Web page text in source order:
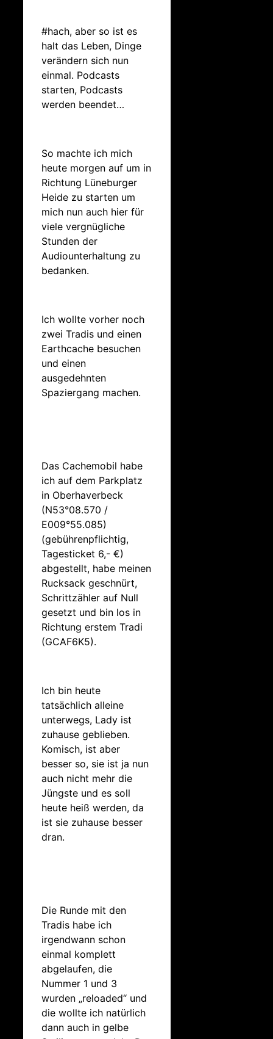
#hach, aber so ist es
halt das Leben, Dinge
verändern sich nun
einmal. Podcasts
starten, Podcasts
werden beendet…
So machte ich mich
heute morgen auf um in
Richtung Lüneburger
Heide zu starten um
mich nun auch hier für
viele vergnügliche
Stunden der
Audiounterhaltung zu
bedanken.
Ich wollte vorher noch
zwei Tradis und einen
Earthcache besuchen
und einen
ausgedehnten
Spaziergang machen.
Das Cachemobil habe
ich auf dem Parkplatz
in Oberhaverbeck
(N53°08.570 /
E009°55.085)
(gebührenpflichtig,
Tagesticket 6,- €)
abgestellt, habe meinen
Rucksack geschnürt,
Schrittzähler auf Null
gesetzt und bin los in
Richtung erstem Tradi
(GCAF6K5).
Ich bin heute
tatsächlich alleine
unterwegs, Lady ist
zuhause geblieben.
Komisch, ist aber
besser so, sie ist ja nun
auch nicht mehr die
Jüngste und es soll
heute heiß werden, da
ist sie zuhause besser
dran.
Die Runde mit den
Tradis habe ich
irgendwann schon
einmal komplett
abgelaufen, die
Nummer 1 und 3
wurden „reloaded“ und
die wollte ich natürlich
dann auch in gelbe